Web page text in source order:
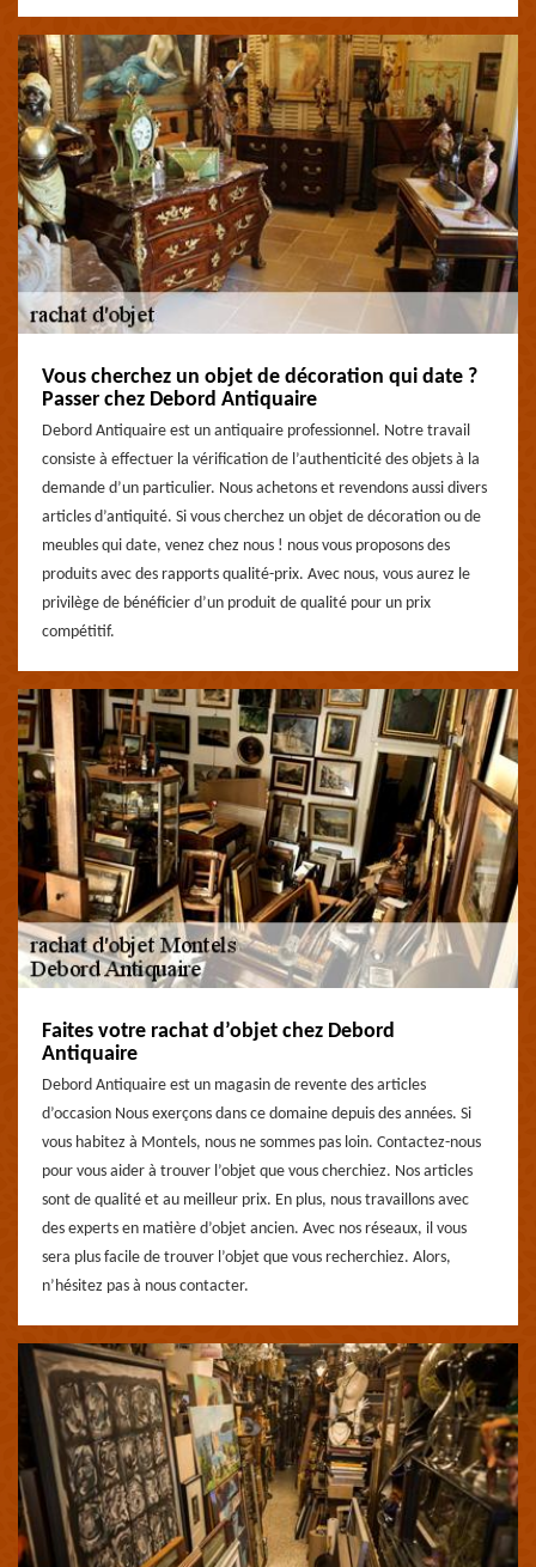
Vous cherchez un objet de décoration qui date ?
Passer chez Debord Antiquaire
Debord Antiquaire est un antiquaire professionnel. Notre travail
consiste à effectuer la vérification de l’authenticité des objets à la
demande d’un particulier. Nous achetons et revendons aussi divers
articles d’antiquité. Si vous cherchez un objet de décoration ou de
meubles qui date, venez chez nous ! nous vous proposons des
produits avec des rapports qualité-prix. Avec nous, vous aurez le
privilège de bénéficier d’un produit de qualité pour un prix
compétitif.
Faites votre rachat d’objet chez Debord
Antiquaire
Debord Antiquaire est un magasin de revente des articles
d’occasion Nous exerçons dans ce domaine depuis des années. Si
vous habitez à Montels, nous ne sommes pas loin. Contactez-nous
pour vous aider à trouver l’objet que vous cherchiez. Nos articles
sont de qualité et au meilleur prix. En plus, nous travaillons avec
des experts en matière d’objet ancien. Avec nos réseaux, il vous
sera plus facile de trouver l’objet que vous recherchiez. Alors,
n’hésitez pas à nous contacter.